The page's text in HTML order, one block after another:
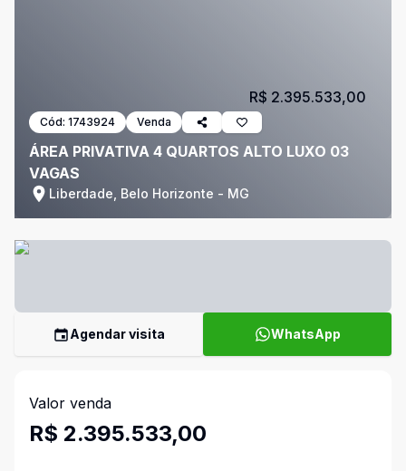
Cód: 1743924 Venda
ÁREA PRIVATIVA 4 QUARTOS ALTO LUXO 03
VAGAS
Liberdade, Belo Horizonte - MG
R$ 2.395.533,00
Agendar visita WhatsApp
Valor venda
R$ 2.395.533,00